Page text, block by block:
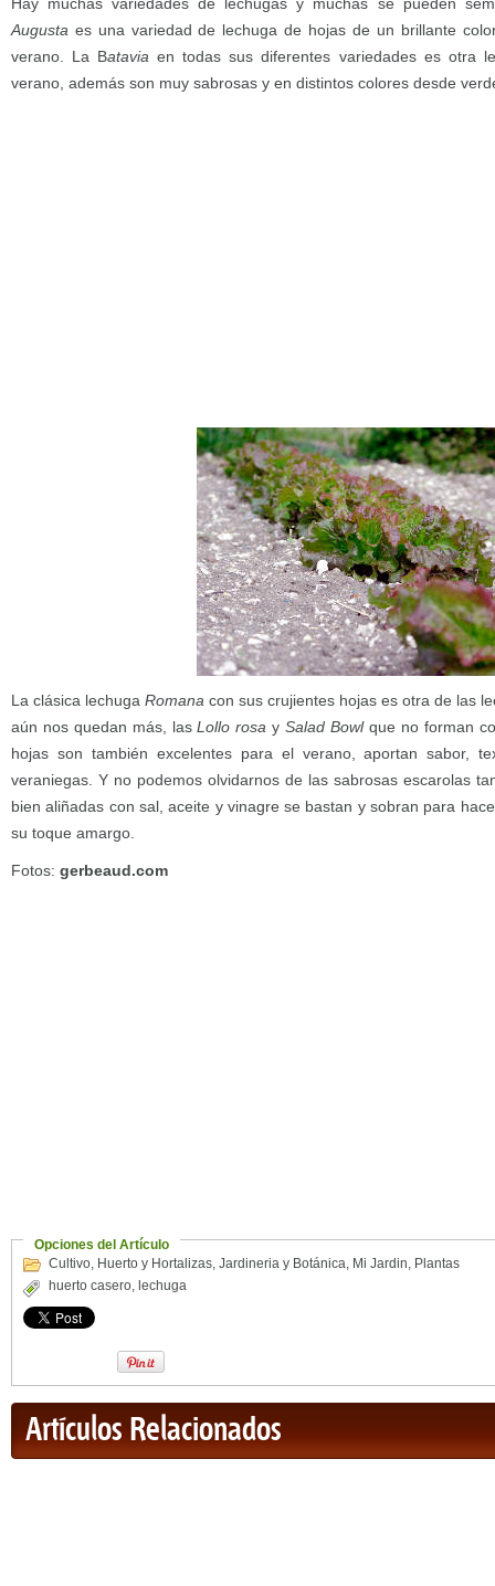
Augusta es una variedad de lechuga de hojas de un brillante
verano. La Bataviaen todas sus diferentes variedades es otra
verano, además son muy sabrosas y en distintos colores desde
La clásica lechuga Romana con sus crujientes hojas es otra de las
aún nos quedan más, lasLollo rosaySalad Bowl que no forman
hojas son también excelentes para el verano, aportan sabor,
veraniegas. Y no podemos olvidarnos de las sabrosas escarolas
bien aliñadas con sal, aceite y vinagre se bastan y sobran para
su toque amargo.
Fotos: gerbeaud.com
Opciones del Artículo
Cultivo, Huerto y Hortalizas, Jardineria y Botánica, Mi Jardin, Plantas
huerto casero, lechuga
Artículos Relacionados